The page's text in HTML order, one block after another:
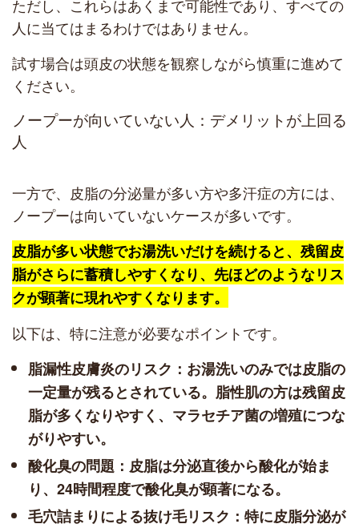
ただし、これらはあくまで可能性であり、すべての
人に当てはまるわけではありません。
試す場合は頭皮の状態を観察しながら慎重に進めて
ください。
ノープーが向いていない人：デメリットが上回る
人
一方で、皮脂の分泌量が多い方や多汗症の方には、
ノープーは向いていないケースが多いです。
皮脂が多い状態でお湯洗いだけを続けると、残留皮
脂がさらに蓄積しやすくなり、先ほどのようなリス
クが顕著に現れやすくなります。
以下は、特に注意が必要なポイントです。
脂漏性皮膚炎のリスク：お湯洗いのみでは皮脂の
一定量が残るとされている。脂性肌の方は残留皮
脂が多くなりやすく、マラセチア菌の増殖につな
がりやすい。
酸化臭の問題：皮脂は分泌直後から酸化が始ま
り、24時間程度で酸化臭が顕著になる。
毛穴詰まりによる抜け毛リスク：特に皮脂分泌が